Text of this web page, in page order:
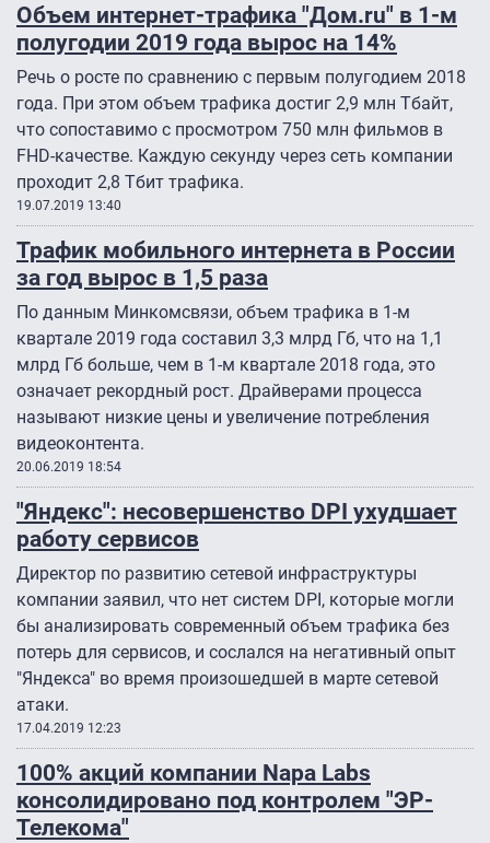
Объем интернет-трафика "Дом.ru" в 1-м
полугодии 2019 года вырос на 14%
Речь о росте по сравнению с первым полугодием 2018
года. При этом объем трафика достиг 2,9 млн Тбайт,
что сопоставимо с просмотром 750 млн фильмов в
FHD-качестве. Каждую секунду через сеть компании
проходит 2,8 Тбит трафика.
19.07.2019 13:40
Трафик мобильного интернета в России
за год вырос в 1,5 раза
По данным Минкомсвязи, объем трафика в 1-м
квартале 2019 года составил 3,3 млрд Гб, что на 1,1
млрд Гб больше, чем в 1-м квартале 2018 года, это
означает рекордный рост. Драйверами процесса
называют низкие цены и увеличение потребления
видеоконтента.
20.06.2019 18:54
"Яндекс": несовершенство DPI ухудшает
работу сервисов
Директор по развитию сетевой инфраструктуры
компании заявил, что нет систем DPI, которые могли
бы анализировать современный объем трафика без
потерь для сервисов, и сослался на негативный опыт
"Яндекса" во время произошедшей в марте сетевой
атаки.
17.04.2019 12:23
100% акций компании Napa Labs
консолидировано под контролем "ЭР-
Телекома"